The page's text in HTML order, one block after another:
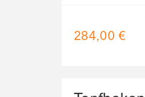
284,00 €